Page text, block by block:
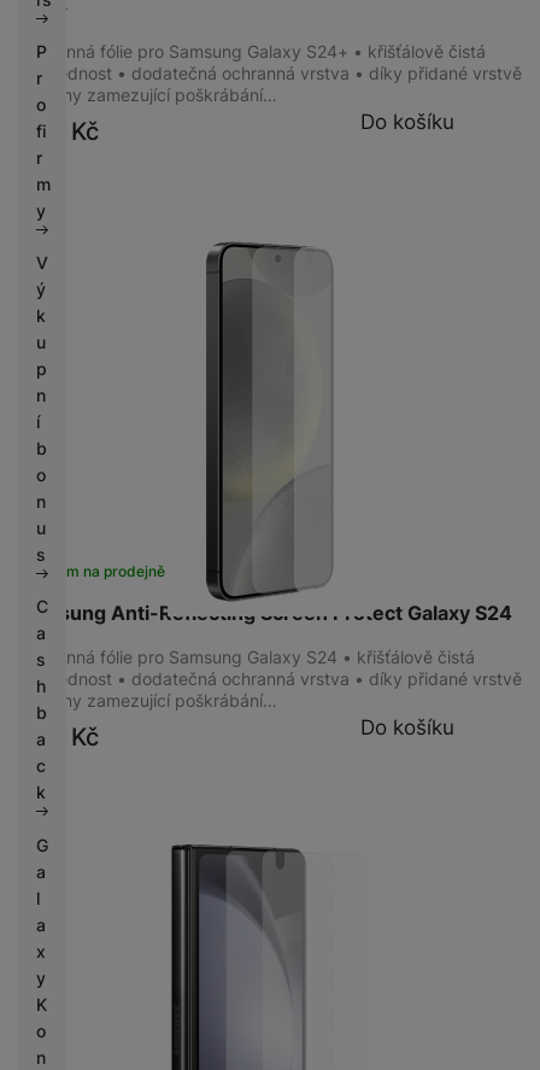
P
r
o
fi
r
m
y
V
ý
k
u
p
n
í
b
o
n
u
s
C
a
s
h
b
a
c
k
G
a
l
a
x
y
K
o
n
S24+
Ochranná fólie pro Samsung Galaxy S24+ • křišťálově čistá
průhlednost • dodatečná ochranná vrstva • díky přidané vrstvě
ochrany zamezující poškrábání…
499 Kč Do košíku
Samsung Anti-Reflecting Screen Protect Galaxy S24
Skladem na prodejně na 7 prodejnách
Ochranná fólie pro Samsung Galaxy S24 • křišťálově čistá
průhlednost • dodatečná ochranná vrstva • díky přidané vrstvě
ochrany zamezující poškrábání…
499 Kč Do košíku